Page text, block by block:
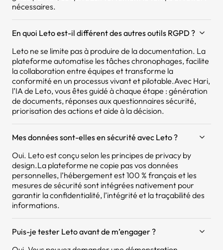
nécessaires.
En quoi Leto est-il différent des autres outils RGPD ?
Leto ne se limite pas à produire de la documentation. La
plateforme automatise les tâches chronophages, facilite
la collaboration entre équipes et transforme la
conformité en un processus vivant et pilotable.Avec Hari,
l’IA de Leto, vous êtes guidé à chaque étape : génération
de documents, réponses aux questionnaires sécurité,
priorisation des actions et aide à la décision.
Mes données sont-elles en sécurité avec Leto ?
Oui. Leto est conçu selon les principes de privacy by
design.La plateforme ne copie pas vos données
personnelles, l’hébergement est 100 % français et les
mesures de sécurité sont intégrées nativement pour
garantir la confidentialité, l’intégrité et la traçabilité des
informations.
Puis-je tester Leto avant de m’engager ?